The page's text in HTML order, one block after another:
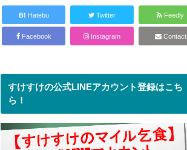
B! Hatebu Twitter Feedly
Facebook Instagram Contact
すけすけの公式LINEアカウント登録はこち
ら！